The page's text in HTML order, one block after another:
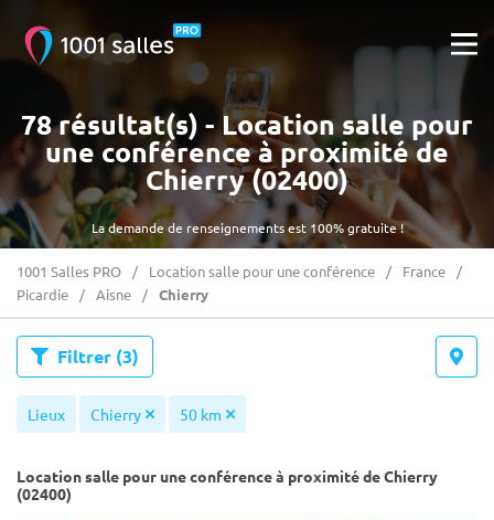
La demande de renseignements est 100% gratuite !
78 résultat(s) - Location salle pour
une conférence à proximité de
Chierry (02400)
1001 Salles PRO Location salle pour une conférence
France
Picardie
Aisne Chierry
Filtrer (3)
Lieux Chierry 50 km
Location salle pour une conférence à proximité de Chierry
(02400)